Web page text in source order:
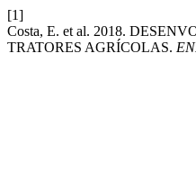
[1]
Costa, E. et al. 2018.
TRATORES AGRÍCOLAS.